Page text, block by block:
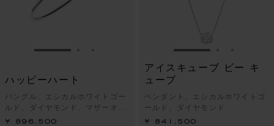
スライドに移動 1スライドに移動 3
ハッピーハート
バングル、エシカルホワイトゴー
ルド、ダイヤモンド、マザーオブ
パール
¥ 896,500
スライドに移動 1
アイスキューブ ビー キ
ューブ
ペンダント、エシカルホワイトゴ
ールド、ダイヤモンド
¥ 841,500